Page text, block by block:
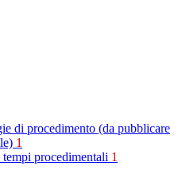
di procedimento (da pubblicare
1
procedimentali 1